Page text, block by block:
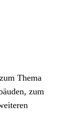
Thema
zum